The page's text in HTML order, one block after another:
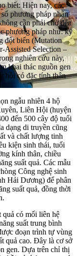
biết: Hiện nay, các
phương pháp nhân
cần phải chờ đến
phương pháp như: kỹ
đột biến (Mutation
Assisted Selection –
nghiên cứu này,
khai thác nguồn gen
hồi có đặc tính thân
ngẫu nhiên 4 hộ
Liên Hội (huyện
đến 500 cây độ tuổi
dạng di truyền cũng
và chất lượng tinh
kiện sinh thái, tuổi
kính thân, chiều
suất quả. Các mẫu
Công nghệ sinh
Hải Dương) để phân
suất quả, đồng thời
quả có mối liên hệ
suất trung bình
đoạn trình tự vùng
quả cao. Đây là cơ sở
gen. Dựa trên chỉ thị